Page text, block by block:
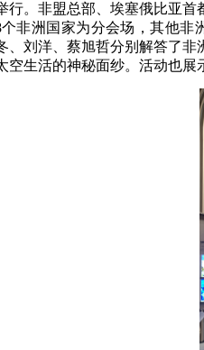
行。非盟总部、埃塞俄比亚
个非洲国家为分会场，其他非
、刘洋、蔡旭哲分别解答了非
空生活的神秘面纱。活动也展